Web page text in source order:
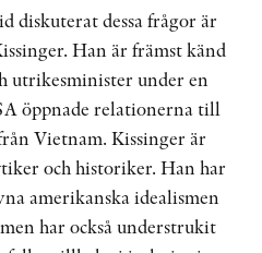
diskuterat dessa frågor är
Han är främst känd
utrikesminister under en
öppnade relationerna till
Vietnam. Kissinger är
och historiker. Han har
amerikanska idealismen
har också understrukit